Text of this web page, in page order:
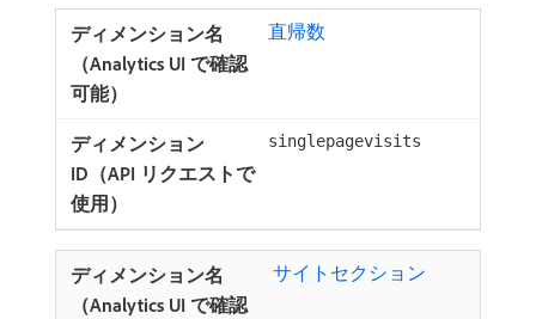
直帰数
singlepagevisits
​ サイトセクション ​